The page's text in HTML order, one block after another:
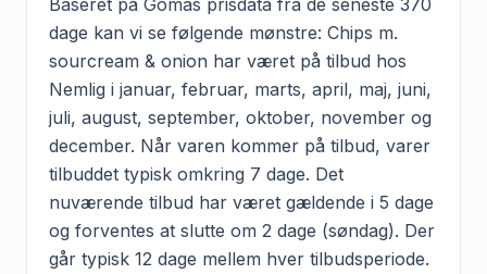
dage kan vi se følgende mønstre: Chips m.
sourcream & onion har været på tilbud hos
Nemlig i januar, februar, marts, april, maj, juni,
juli, august, september, oktober, november og
december. Når varen kommer på tilbud, varer
tilbuddet typisk omkring 7 dage. Det
nuværende tilbud har været gældende i 5 dage
og forventes at slutte om 2 dage (søndag). Der
går typisk 12 dage mellem hver tilbudsperiode.